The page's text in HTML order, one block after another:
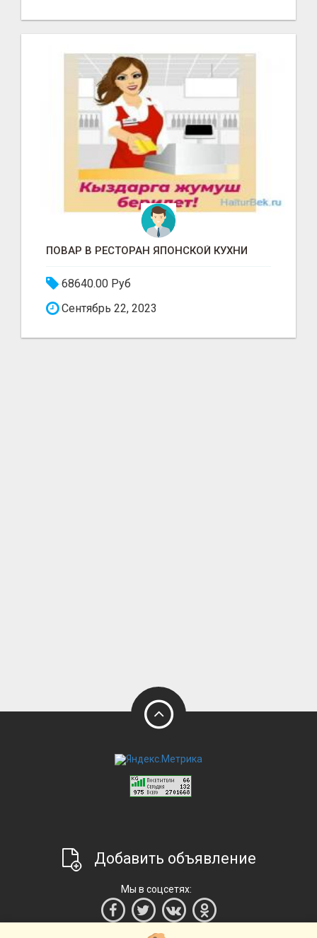
ПОВАР В РЕСТОРАН ЯПОНСКОЙ КУХНИ
68640.00 Руб
Сентябрь 22, 2023
Добавить объявление
Мы в соцсетях: